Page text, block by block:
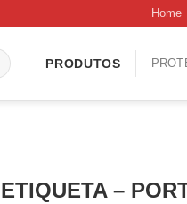
Home
PRODUTOS
ETIQUETA –